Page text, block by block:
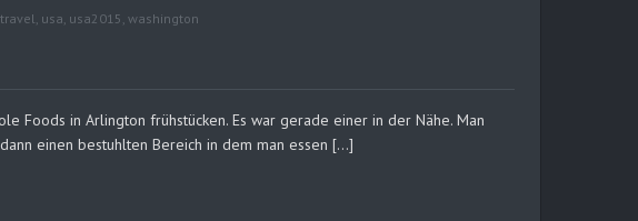
travel, usa, usa2015 , washington
Foods in Arlington frühstücken. Es war gerade einer in der Nähe. Man
einen bestuhlten Bereich in dem man essen […]